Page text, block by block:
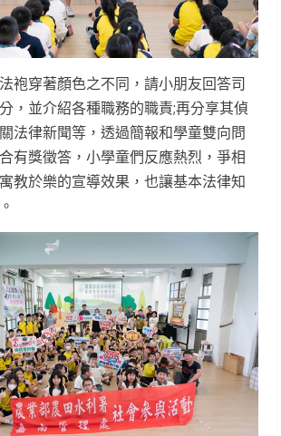
袍穿著顏色之不同，請小朋友回答司
，並介紹各種職務的職責;再分享其偵
法律新聞等，透過簡報和學童雙向問
有獎徵答，小學童們反應熱烈，爭相
教於樂的宣導效果，也讓基本法律知